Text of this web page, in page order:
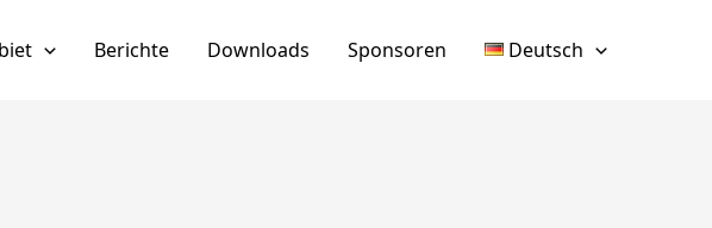
Berichte Downloads Sponsoren Deutsch